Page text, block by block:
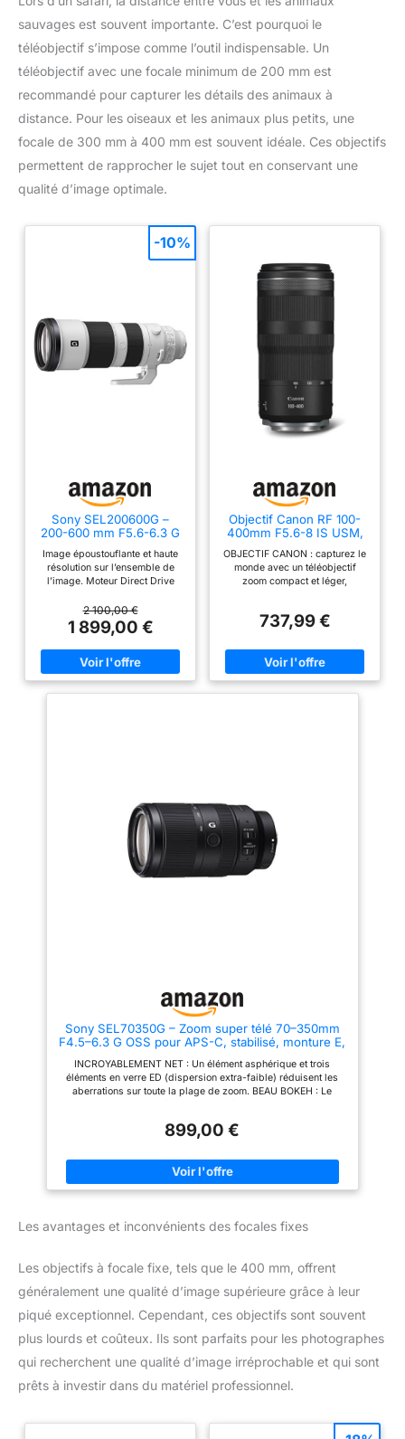
sauvages est souvent importante. C’est pourquoi le
téléobjectif s’impose comme l’outil indispensable. Un
téléobjectif avec une focale minimum de 200 mm est
recommandé pour capturer les détails des animaux à
distance. Pour les oiseaux et les animaux plus petits, une
focale de 300 mm à 400 mm est souvent idéale. Ces objectifs
permettent de rapprocher le sujet tout en conservant une
qualité d’image optimale.
Sony SEL200600G –
200-600 mm F5.6-6.3 G
format et APS-C (grande
portée, monture E, idéal
pour le sport et la faune,
A7, ZV-E10, A6400,
A6700)
Image époustouflante et haute
résolution sur l’ensemble de
l’image. Moteur Direct Drive
rapide, précise et silencieuse.
Zoom interne précis et fiable.
Premier super téléobjectif de
600mm en monture E extensible
à 1200mm via téléconvertisseur
compatible avec les séries A9,
2 100,00 €
1 899,00 €
-10%
Objectif Canon RF 100-
400mm F5.6-8 IS USM,
stabilisateur d'image 5,5
vitesses, photo
sportive/animalière,
OBJECTIF CANON : capturez le
monde avec un téléobjectif
zoom compact et léger,
100 à 400mm, conçu pour la
sport et plus encore
PHOTOGRAPHIE : capturez des
sujets proches et éloignés avec
stabilisateur d'image optique à
5,5 vitesses pour des photos
nettes et des vidéos fluides
FORMAT PRATIQUE &
PORTABLE : idéal pour les
compatible avec le système
Canon EOS R
737,99 €
Sony SEL70350G – Zoom super télé 70–350mm
F4.5–6.3 G OSS pour APS-C, stabilisé, monture E,
A6400, A6700
INCROYABLEMENT NET : Un élément asphérique et trois
éléments en verre ED (dispersion extra-faible) réduisent les
aberrations sur toute la plage de zoom. BEAU BOKEH : Le
l’humidité pour une utilisation extérieure dans des conditions
pleinement la vitesse du boîtier et suit les sujets rapides avec
précision. ERGONOMIE PROFESSIONNELLE : Commutateur de
mode de mise au point pour passer instantanément de
polyvalentes.
899,00 €
Les avantages et inconvénients des focales fixes
Les objectifs à focale fixe, tels que le 400 mm, offrent
généralement une qualité d’image supérieure grâce à leur
piqué exceptionnel. Cependant, ces objectifs sont souvent
plus lourds et coûteux. Ils sont parfaits pour les photographes
qui recherchent une qualité d’image irréprochable et qui sont
prêts à investir dans du matériel professionnel.